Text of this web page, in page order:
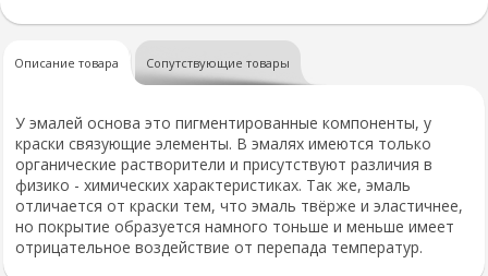
Описание товара Сопутствующие товары
У эмалей основа это пигментированные компоненты, у
краски связующие элементы. В эмалях имеются только
органические растворители и присутствуют различия в
физико - химических характеристиках. Так же, эмаль
отличается от краски тем, что эмаль твёрже и эластичнее,
но покрытие образуется намного тоньше и меньше имеет
отрицательное воздействие от перепада температур.